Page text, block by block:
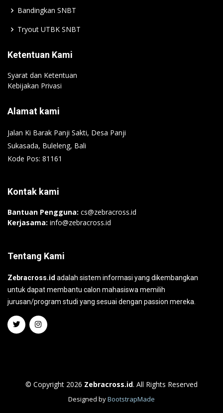
Bandingkan SNBT
Tryout UTBK SNBT
Ketentuan Kami
Syarat dan Ketentuan
Kebijakan Privasi
Alamat kami
Jalan Ki Barak Panji Sakti, Desa Panji
Sukasada, Buleleng, Bali
Kode Pos: 81161
Kontak kami
Bantuan Pengguna: cs@zebracross.id
Kerjasama: info@zebracross.id
Tentang Kami
Zebracross.id adalah sistem informasi yang dikembangkan
untuk dapat membantu calon mahasiswa memilih
jurusan/program studi yang sesuai dengan passion mereka.
© Copyright 2026 Zebracross.id. All Rights Reserved
Designed byBootstrapMade